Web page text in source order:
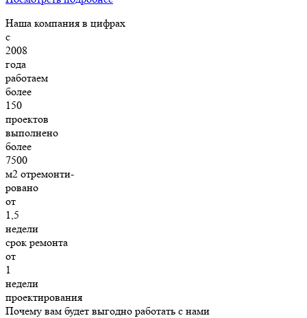
Наша компания в цифрах
с
2008
года
работаем
более
150
проектов
выполнено
более
7500
м2 отремонти-
ровано
от
1,5
недели
срок ремонта
от
1
недели
проектирования
Почему вам будет выгодно работать с нами